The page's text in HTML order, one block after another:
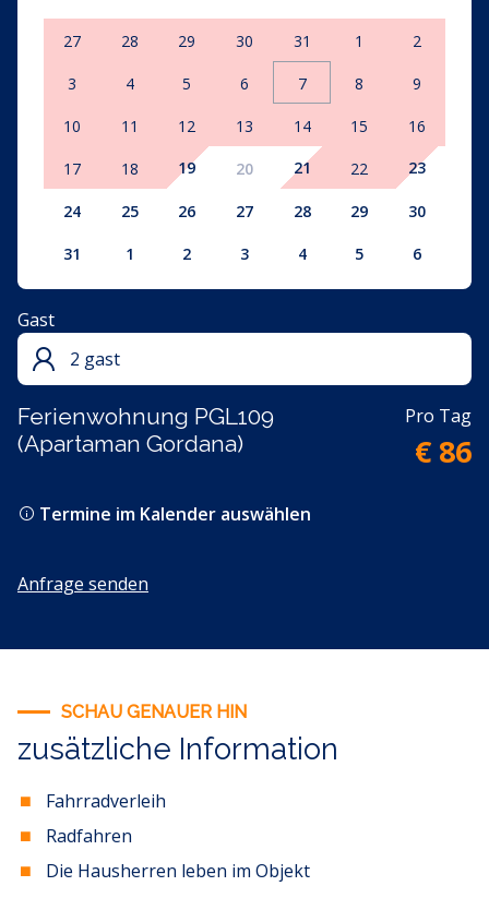
täglichen Mahlzeiten problemlos zubereiten lassen.
Die Ferienwohnung vereint Komfort und Natur und
Buchen Sie Ihren Urlaub und genießen Sie die perfekte
Kombination aus Komfort, Privatsphäre und Natur –
die ideale Unterkunft für Ihren nächsten Urlaub.
27 28 29 30 31 1 2
3 4 5 6 7 8 9
10 11 12 13 14 15 16
17 18 19 20 21 22 23
24 25 26 27 28 29 30
31 1 2 3 4 5 6
Ferienwohnung PGL109
(Apartaman Gordana)
Pro Tag
€ 86
Gast
2 gast
Termine im Kalender auswählen
Anfrage senden
SCHAU GENAUER HIN
zusätzliche Information
Fahrradverleih
Radfahren
Die Hausherren leben im Objekt